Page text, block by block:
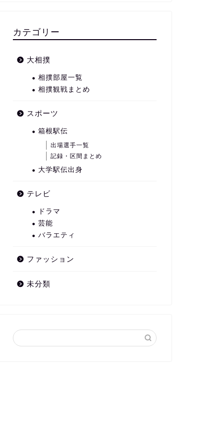
カテゴリー
大相撲
相撲部屋一覧
相撲観戦まとめ
スポーツ
箱根駅伝
出場選手一覧
記録・区間まとめ
大学駅伝出身
テレビ
ドラマ
芸能
バラエティ
ファッション
未分類